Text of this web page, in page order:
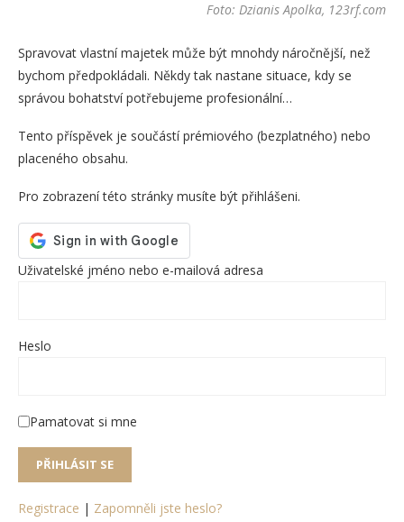
Foto: Dzianis Apolka, 123rf.com
Spravovat vlastní majetek může být mnohdy náročnější, než
bychom předpokládali. Někdy tak nastane situace, kdy se
správou bohatství potřebujeme profesionální…
Tento příspěvek je součástí prémiového (bezplatného) nebo
placeného obsahu.
Pro zobrazení této stránky musíte být přihlášeni.
Uživatelské jméno nebo e-mailová adresa
Heslo
Pamatovat si mne
Registrace | Zapomněli jste heslo?